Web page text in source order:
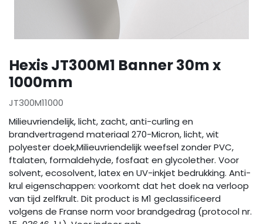
Hexis JT300M1 Banner 30m x
1000mm
JT300M11000
Milieuvriendelijk, licht, zacht, anti-curling en
brandvertragend materiaal 270-Micron, licht, wit
polyester doek,Milieuvriendelijk weefsel zonder PVC,
ftalaten, formaldehyde, fosfaat en glycolether. Voor
solvent, ecosolvent, latex en UV-inkjet bedrukking. Anti-
krul eigenschappen: voorkomt dat het doek na verloop
van tijd zelfkrult. Dit product is M1 geclassificeerd
volgens de Franse norm voor brandgedrag (protocol nr.